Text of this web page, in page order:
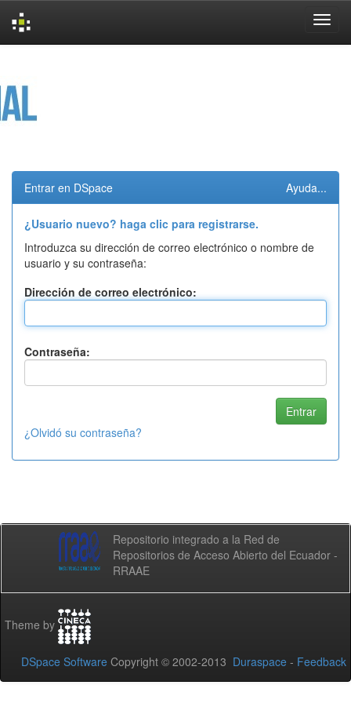
Entrar en DSpace Ayuda...
¿Usuario nuevo? haga clic para registrarse.
Introduzca su dirección de correo electrónico o nombre de
usuario y su contraseña:
Dirección de correo electrónico:
Contraseña:
¿Olvidó su contraseña?
Repositorio integrado a la Red de
Repositorios de Acceso Abierto del Ecuador -
RRAAE
Theme by
DSpace Software Copyright © 2002-2013 Duraspace - Feedback